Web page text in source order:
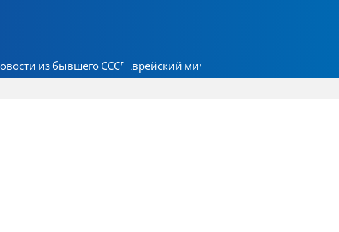
из бывшего СССР Еврейский мир